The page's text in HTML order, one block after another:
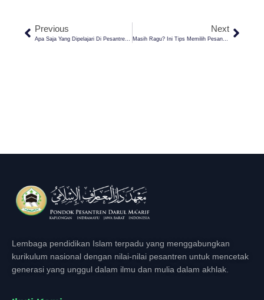
Previous
Apa Saja Yang Dipelajari Di Pesantren? Ini Penjelasan Untuk Wali Santri Baru!
Next
Masih Ragu? Ini Tips Memilih Pesantren Yang Bagus Dan Aman Untuk Anak Di Era Digital!
Lembaga pendidikan Islam terpadu yang menggabungkan
kurikulum nasional dengan nilai-nilai pesantren untuk mencetak
generasi yang unggul dalam ilmu dan mulia dalam akhlak.